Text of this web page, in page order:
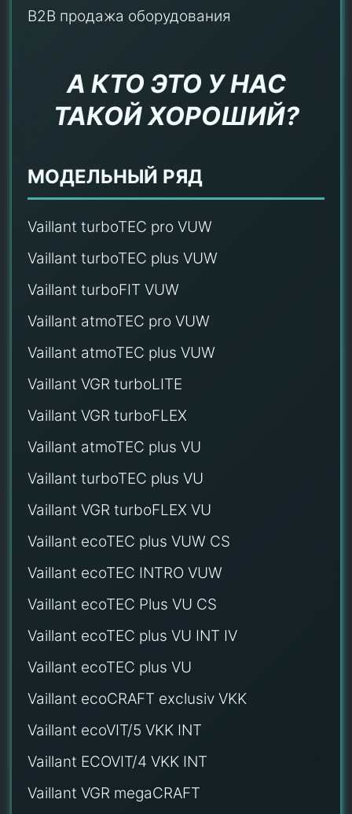
B2B продажа оборудования
А КТО ЭТО У НАС
ТАКОЙ ХОРОШИЙ?
МОДЕЛЬНЫЙ РЯД
Vaillant turboTEC pro VUW
Vaillant turboTEC plus VUW
Vaillant turboFIT VUW
Vaillant atmoTEC pro VUW
Vaillant atmoTEC plus VUW
Vaillant VGR turboLITE
Vaillant VGR turboFLEX
Vaillant atmoTEC plus VU
Vaillant turboTEC plus VU
Vaillant VGR turboFLEX VU
Vaillant ecoTEC plus VUW CS
Vaillant ecoTEC INTRO VUW
Vaillant ecoTEC Plus VU CS
Vaillant ecoTEC plus VU INT IV
Vaillant ecoTEC plus VU
Vaillant ecoCRAFT exclusiv VKK
Vaillant ecoVIT/5 VKK INT
Vaillant ECOVIT/4 VKK INT
Vaillant VGR megaCRAFT